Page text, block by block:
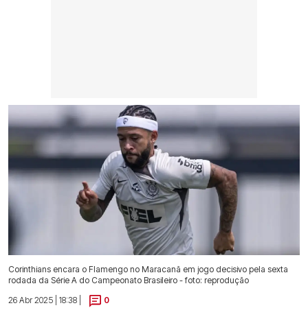
Corinthians encara o Flamengo no Maracanã em jogo decisivo pela sexta
rodada da Série A do Campeonato Brasileiro - foto: reprodução
26 Abr 2025 | 18:38 |
0